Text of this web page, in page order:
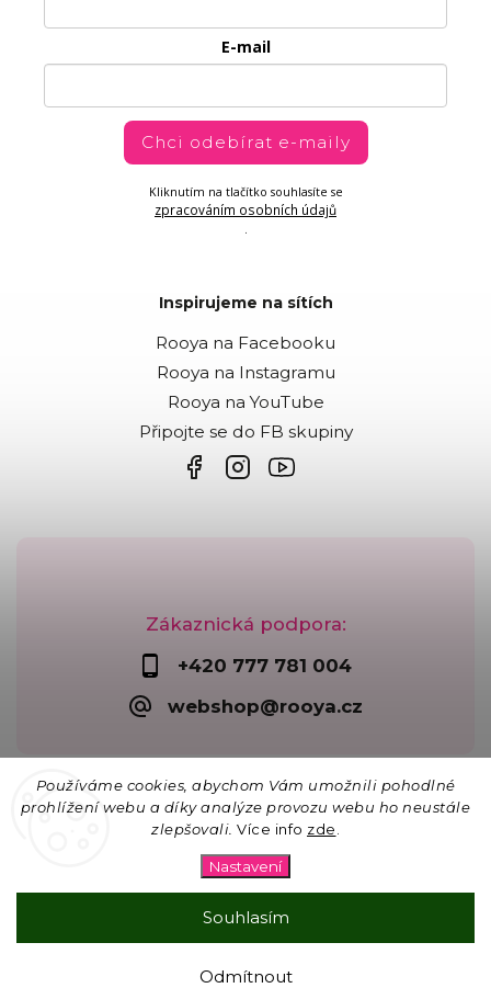
Používáme cookies, abychom Vám umožnili pohodlné
prohlížení webu a díky analýze provozu webu ho neustále
zlepšovali. Více info zde
Nastavení
Odmítnout
Souhlasím
☀ 15% SLEVA na vše na lapače slunce s kódem
Zákaznická podpora:
+420 777 781 004
webshop@rooya.cz
E-mail
Chci odebírat e-maily
Kliknutím na tlačítko souhlasíte se
zpracováním osobních údajů
.
Inspirujeme na sítích
Rooya na Facebooku
Rooya na Instagramu
Rooya na YouTube
Připojte se do FB skupiny
vyhrazena.
Upravit nastavení cookies
Shoptet | Design